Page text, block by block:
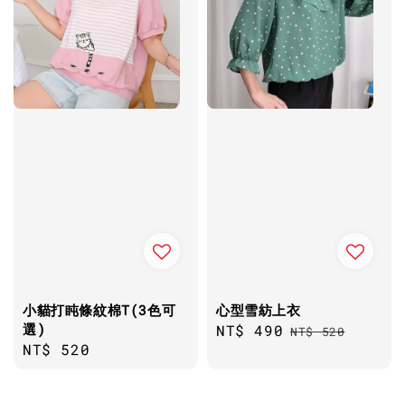
小貓打盹條紋棉T(3色可
選)
Regular
NT$ 520
心型雪紡上衣
Sale
NT$ 490 Regular
NT$ 520